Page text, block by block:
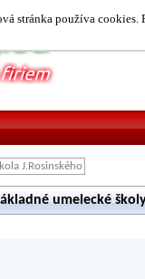
stránka používa
J.Rosinského
umelecké